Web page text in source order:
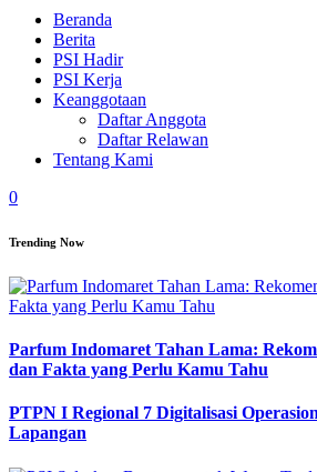
Beranda
Berita
PSI Hadir
PSI Kerja
Keanggotaan
Daftar Anggota
Daftar Relawan
Tentang Kami
0
Trending Now
Parfum Indomaret Tahan Lama:
dan Fakta yang Perlu Kamu Tahu
PTPN I Regional 7 Digitalisasi
Lapangan